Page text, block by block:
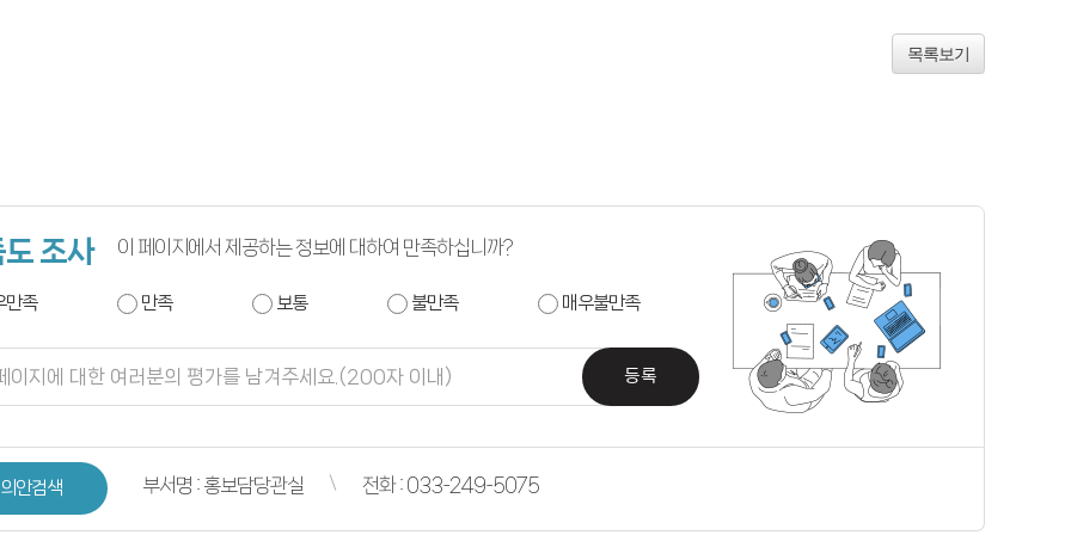
목록보기
조사 이 페이지에서 제공하는 정보에 대하여 만족하십니까?
만족 만족 보통 불만족 매우불만족
등록
의안검색 부서명 : 홍보담당관실 전화 : 033-249-5075